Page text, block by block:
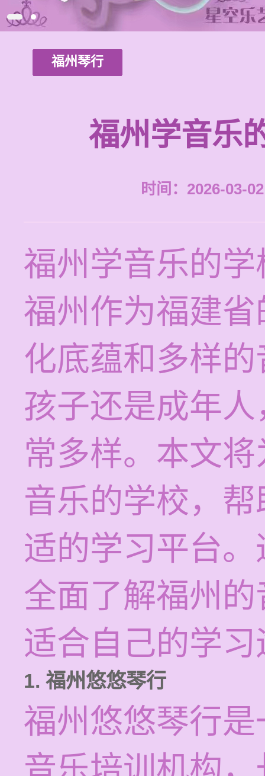
福州琴行
福州学音乐
时间：2026-03-
福州学音乐的
福州作为福建
化底蕴和多样
孩子还是成年
常多样。本文
音乐的学校，
适的学习平台
全面了解福州
适合自己的学
1. 福州悠悠琴行
福州悠悠琴行